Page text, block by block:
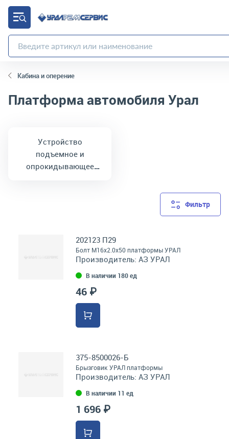
Кабина и оперение
Платформа автомобиля Урал
Устройство
подъемное и
опрокидывающее
Фильтр
202123 П29
Болт М16х2.0х50 платформы УРАЛ
Производитель: АЗ УРАЛ
В наличии 180 ед
46 ₽
375-8500026-Б
Брызговик УРАЛ платформы
Производитель: АЗ УРАЛ
В наличии 11 ед
1 696 ₽